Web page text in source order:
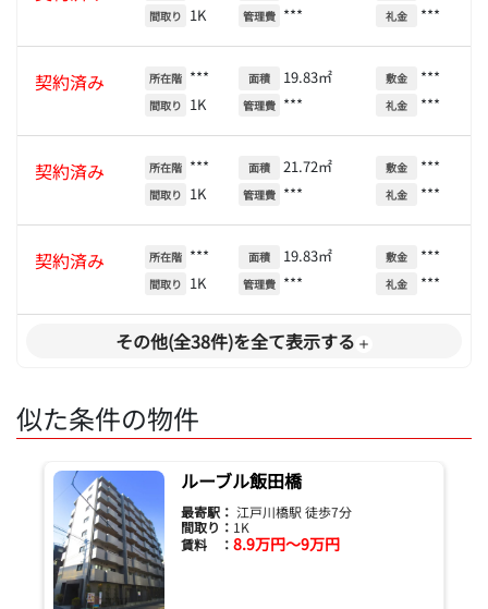
間取り 1K 管理費 *** 礼金 ***
契約済み 所在階 ***
間取り 1K
面積 19.83㎡
管理費 ***
敷金 ***
礼金 ***
契約済み 所在階 ***
間取り 1K
面積 21.72㎡
管理費 ***
敷金 ***
礼金 ***
契約済み 所在階 ***
間取り 1K
面積 19.83㎡
管理費 ***
敷金 ***
礼金 ***
その他(全38件)を全て表示する
似た条件の物件
ルーブル飯田橋
最寄駅： 江戸川橋駅 徒歩7分
間取り： 1K
賃料 ： 8.9万円～9万円